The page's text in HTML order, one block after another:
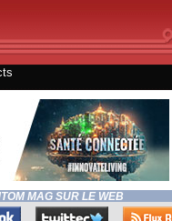
MAG SUR LE WEB